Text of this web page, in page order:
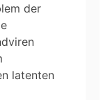
der
latenten